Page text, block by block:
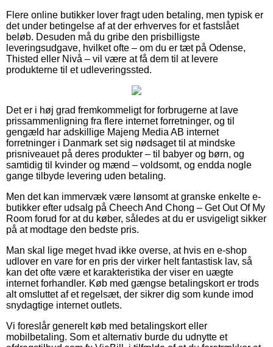
Flere online butikker lover fragt uden betaling, men typisk er
det under betingelse af at der erhverves for et fastslået
beløb. Desuden må du gribe den prisbilligste
leveringsudgave, hvilket ofte – om du er tæt på Odense,
Thisted eller Nivå – vil være at få dem til at levere
produkterne til et udleveringssted.
Det er i høj grad fremkommeligt for forbrugerne at lave
prissammenligning fra flere internet forretninger, og til
gengæld har adskillige Majeng Media AB internet
forretninger i Danmark set sig nødsaget til at mindske
prisniveauet på deres produkter – til babyer og børn, og
samtidig til kvinder og mænd – voldsomt, og endda nogle
gange tilbyde levering uden betaling.
Men det kan immervæk være lønsomt at granske enkelte e-
butikker efter udsalg på Cheech And Chong – Get Out Of My
Room forud for at du køber, således at du er usvigeligt sikker
på at modtage den bedste pris.
Man skal lige meget hvad ikke overse, at hvis en e-shop
udlover en vare for en pris der virker helt fantastisk lav, så
kan det ofte være et karakteristika der viser en uægte
internet forhandler. Køb med gængse betalingskort er trods
alt omsluttet af et regelsæt, der sikrer dig som kunde imod
snydagtige internet outlets.
Vi foreslår generelt køb med betalingskort eller
mobilbetaling. Som et alternativ burde du udnytte et